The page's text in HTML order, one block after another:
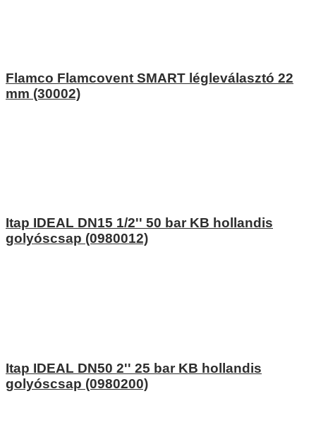
Flamco Flamcovent SMART légleválasztó 22
mm (30002)
Itap IDEAL DN15 1/2'' 50 bar KB hollandis
golyóscsap (0980012)
Itap IDEAL DN50 2'' 25 bar KB hollandis
golyóscsap (0980200)